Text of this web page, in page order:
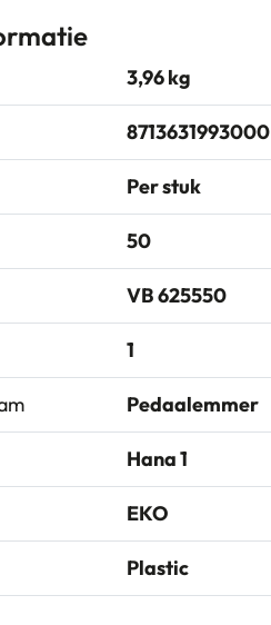
3,96 kg
8713631993000
Per stuk
50
VB 625550
1
Pedaalemmer
Hana 1
EKO
Plastic